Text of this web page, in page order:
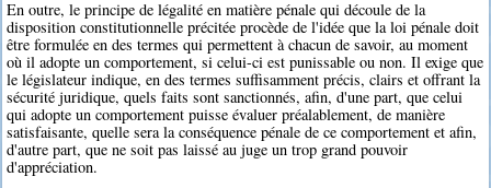
En outre, le principe de légalité en matière pénale qui découle de la
disposition constitutionnelle précitée procède de l'idée que la loi pénale doit
être formulée en des termes qui permettent à chacun de savoir, au moment
où il adopte un comportement, si celui-ci est punissable ou non. Il exige que
le législateur indique, en des termes suffisamment précis, clairs et offrant la
sécurité juridique, quels faits sont sanctionnés, afin, d'une part, que celui
qui adopte un comportement puisse évaluer préalablement, de manière
satisfaisante, quelle sera la conséquence pénale de ce comportement et afin,
d'autre part, que ne soit pas laissé au juge un trop grand pouvoir
d'appréciation.